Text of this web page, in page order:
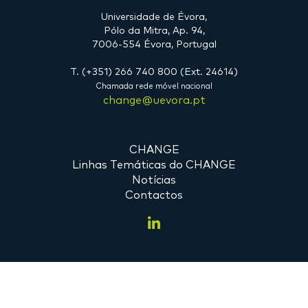
Universidade de Évora,
Pólo da Mitra, Ap. 94,
7006-554 Évora, Portugal
T. (+351) 266 740 800 (Ext. 24614)
Chamada rede móvel nacional
change@uevora.pt
CHANGE
Linhas Temáticas do CHANGE
Notícias
Contactos